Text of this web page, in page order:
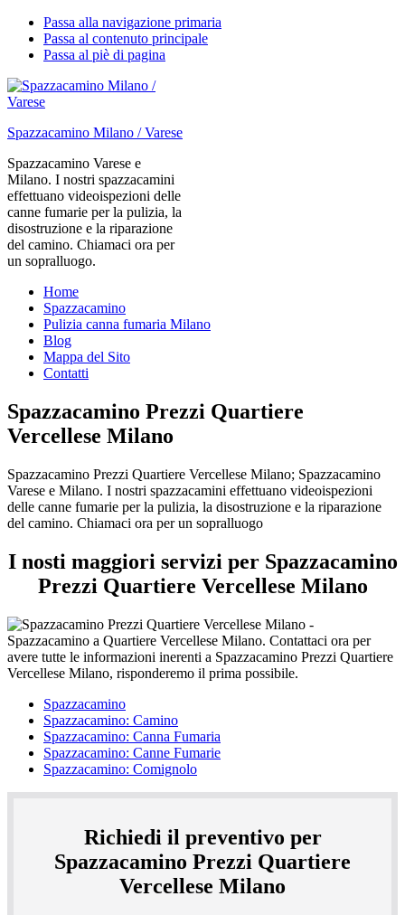
Passa alla navigazione primaria
Passa al contenuto principale
Passa al piè di pagina
Spazzacamino Milano / Varese
Spazzacamino Varese e
Milano. I nostri spazzacamini
effettuano videoispezioni delle
canne fumarie per la pulizia, la
disostruzione e la riparazione
del camino. Chiamaci ora per
un sopralluogo.
Home
Spazzacamino
Pulizia canna fumaria Milano
Blog
Mappa del Sito
Contatti
Spazzacamino Prezzi Quartiere
Vercellese Milano
Spazzacamino Prezzi Quartiere Vercellese Milano; Spazzacamino
Varese e Milano. I nostri spazzacamini effettuano videoispezioni
delle canne fumarie per la pulizia, la disostruzione e la riparazione
del camino. Chiamaci ora per un sopralluogo
I nosti maggiori servizi per Spazzacamino
Prezzi Quartiere Vercellese Milano
Spazzacamino
Spazzacamino: Camino
Spazzacamino: Canna Fumaria
Spazzacamino: Canne Fumarie
Spazzacamino: Comignolo
Richiedi il preventivo per
Spazzacamino Prezzi Quartiere
Vercellese Milano